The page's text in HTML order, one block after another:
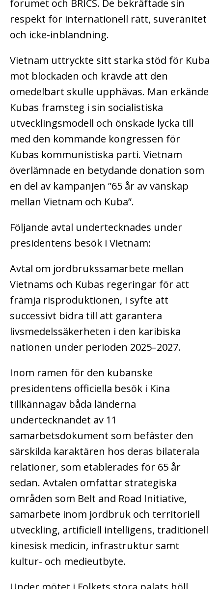
forumet och BRICS. De bekräftade sin
respekt för internationell rätt, suveränitet
och icke-inblandning.
Vietnam uttryckte sitt starka stöd för Kuba
mot blockaden och krävde att den
omedelbart skulle upphävas. Man erkände
Kubas framsteg i sin socialistiska
utvecklingsmodell och önskade lycka till
med den kommande kongressen för
Kubas kommunistiska parti. Vietnam
överlämnade en betydande donation som
en del av kampanjen ”65 år av vänskap
mellan Vietnam och Kuba”.
Följande avtal undertecknades under
presidentens besök i Vietnam:
Avtal om jordbrukssamarbete mellan
Vietnams och Kubas regeringar för att
främja risproduktionen, i syfte att
successivt bidra till att garantera
livsmedelssäkerheten i den karibiska
nationen under perioden 2025–2027.
Inom ramen för den kubanske
presidentens officiella besök i Kina
tillkännagav båda länderna
undertecknandet av 11
samarbetsdokument som befäster den
särskilda karaktären hos deras bilaterala
relationer, som etablerades för 65 år
sedan. Avtalen omfattar strategiska
områden som Belt and Road Initiative,
samarbete inom jordbruk och territoriell
utveckling, artificiell intelligens, traditionell
kinesisk medicin, infrastruktur samt
kultur- och medieutbyte.